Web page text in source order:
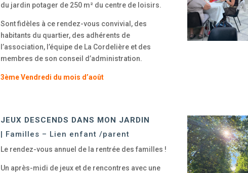
du jardin potager de 250 m² du centre de loisirs.
Sont fidèles à ce rendez-vous convivial, des
habitants du quartier, des adhérents de
l’association, l’équipe de La Cordelière et des
membres de son conseil d’administration.
3ème Vendredi du mois d’août
JEUX DESCENDS DANS MON JARDIN
| Familles – Lien enfant /parent
Le rendez-vous annuel de la rentrée des familles !
Un après-midi de jeux et de rencontres avec une